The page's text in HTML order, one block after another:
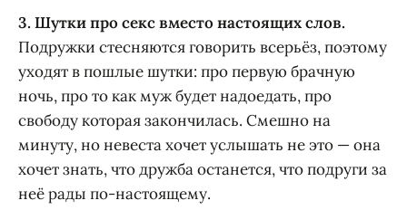
3. Шутки про секс вместо настоящих слов.
Подружки стесняются говорить всерьёз, поэтому
уходят в пошлые шутки: про первую брачную
ночь, про то как муж будет надоедать, про
свободу которая закончилась. Смешно на
минуту, но невеста хочет услышать не это — она
хочет знать, что дружба останется, что подруги за
неё рады по-настоящему.